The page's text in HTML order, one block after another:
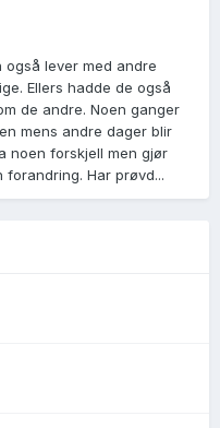
lever med andre
Ellers hadde de også
de andre. Noen ganger
mens andre dager blir
noen forskjell men gjør
Har prøvd...